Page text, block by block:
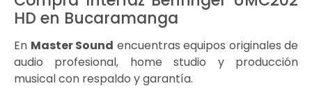
HD en Bucaramanga
En Master Sound encuentras equipos originales de
audio profesional, home studio y producción
musical con respaldo y garantía.